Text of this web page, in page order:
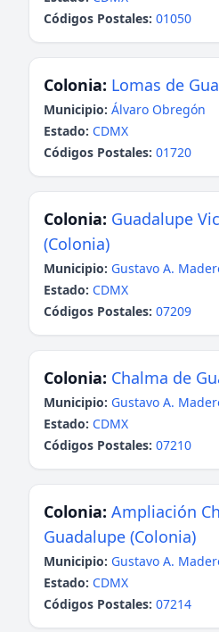
Códigos Postales: 01050
Colonia: Lomas de
Municipio: Álvaro Obregón
Estado: CDMX
Códigos Postales: 01720
Colonia: Guadalupe
(Colonia)
Municipio: Gustavo A.
Estado: CDMX
Códigos Postales: 07209
Colonia: Chalma de
Municipio: Gustavo A.
Estado: CDMX
Códigos Postales: 07210
Colonia: Ampliación
Guadalupe (Colonia)
Municipio: Gustavo A.
Estado: CDMX
Códigos Postales: 07214